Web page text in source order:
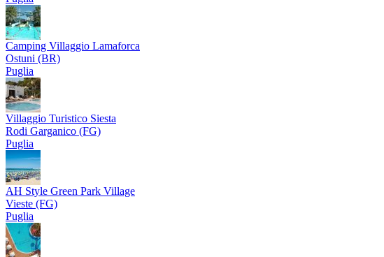
Camping Villaggio Lamaforca
Ostuni (BR)
Puglia
Villaggio Turistico Siesta
Rodi Garganico (FG)
Puglia
AH Style Green Park Village
Vieste (FG)
Puglia